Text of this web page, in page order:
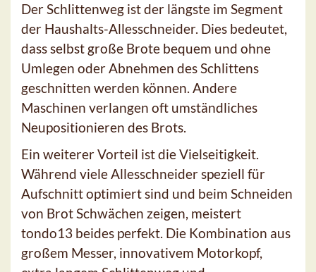
Der Schlittenweg ist der längste im Segment
der Haushalts-Allesschneider. Dies bedeutet,
dass selbst große Brote bequem und ohne
Umlegen oder Abnehmen des Schlittens
geschnitten werden können. Andere
Maschinen verlangen oft umständliches
Neupositionieren des Brots.
Ein weiterer Vorteil ist die Vielseitigkeit.
Während viele Allesschneider speziell für
Aufschnitt optimiert sind und beim Schneiden
von Brot Schwächen zeigen, meistert
tondo13 beides perfekt. Die Kombination aus
großem Messer, innovativem Motorkopf,